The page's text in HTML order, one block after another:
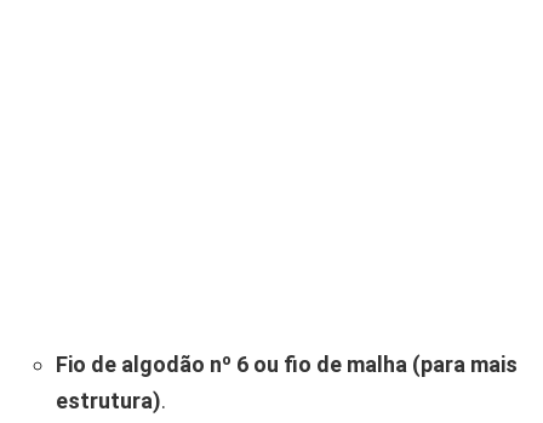
Fio de algodão nº 6 ou fio de malha (para mais
estrutura).